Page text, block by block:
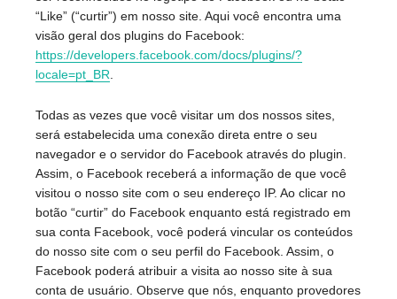
“Like” (“curtir”) em nosso site. Aqui você encontra uma
visão geral dos plugins do Facebook:
https://developers.facebook.com/docs/plugins/?
locale=pt_BR.
Todas as vezes que você visitar um dos nossos sites,
será estabelecida uma conexão direta entre o seu
navegador e o servidor do Facebook através do plugin.
Assim, o Facebook receberá a informação de que você
visitou o nosso site com o seu endereço IP. Ao clicar no
botão “curtir” do Facebook enquanto está registrado em
sua conta Facebook, você poderá vincular os conteúdos
do nosso site com o seu perfil do Facebook. Assim, o
Facebook poderá atribuir a visita ao nosso site à sua
conta de usuário. Observe que nós, enquanto provedores